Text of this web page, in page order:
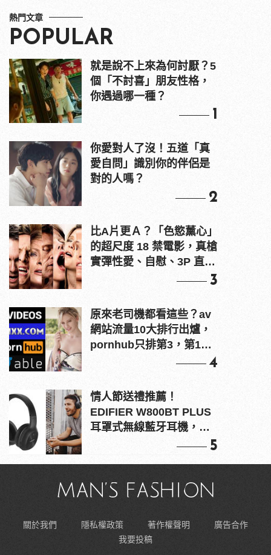
熱門文章
POPULAR
就是說不上來為何討厭？5
個「不討喜」朋友性格，
你遇過哪一種？
1
你愛對人了沒！五道「真
愛自問」識別你的伴侶是
對的人嗎？
2
比A片更Ａ？「色慾薰心」
的超尺度 18 禁電影，真槍
實彈性愛、自慰、3P 直接
3
原來老司機都看這些？av
網站流量10大排行出爐，
pornhub只排第3，第1名
4
情人節送禮推薦！
EDIFIER W800BT PLUS
耳罩式無線藍牙耳機，在
5
關於我們 隱私權政策 著作權聲明
廣告合作
我要投稿